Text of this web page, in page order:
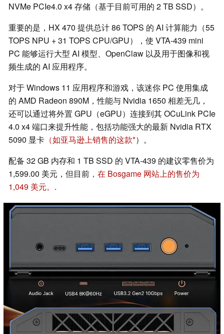
NVMe PCIe4.0 x4 存储（基于目前可用的 2 TB SSD）。
重要的是，HX 470 提供总计 86 TOPS 的 AI 计算能力（55
TOPS NPU + 31 TOPS CPU/GPU），使 VTA-439 mini
PC 能够运行大型 AI 模型、OpenClaw 以及用于图像和视
频生成的 AI 应用程序。
对于 Windows 11 应用程序和游戏，该迷你 PC 使用集成
的 AMD Radeon 890M，性能与 Nvidia 1650 相差无几，
还可以通过将外置 GPU（eGPU）连接到其 OCuLink PCIe
4.0 x4 端口来提升性能，包括功能强大的最新 Nvidia RTX
5090 显卡 （如亚马逊上销售的这款 ）。
配备 32 GB 内存和 1 TB SSD 的 VTA-439 的建议零售价为
1,599.00 美元，但目前 ，在 Bosgame 网站上的售价为
1,049 美元。 .